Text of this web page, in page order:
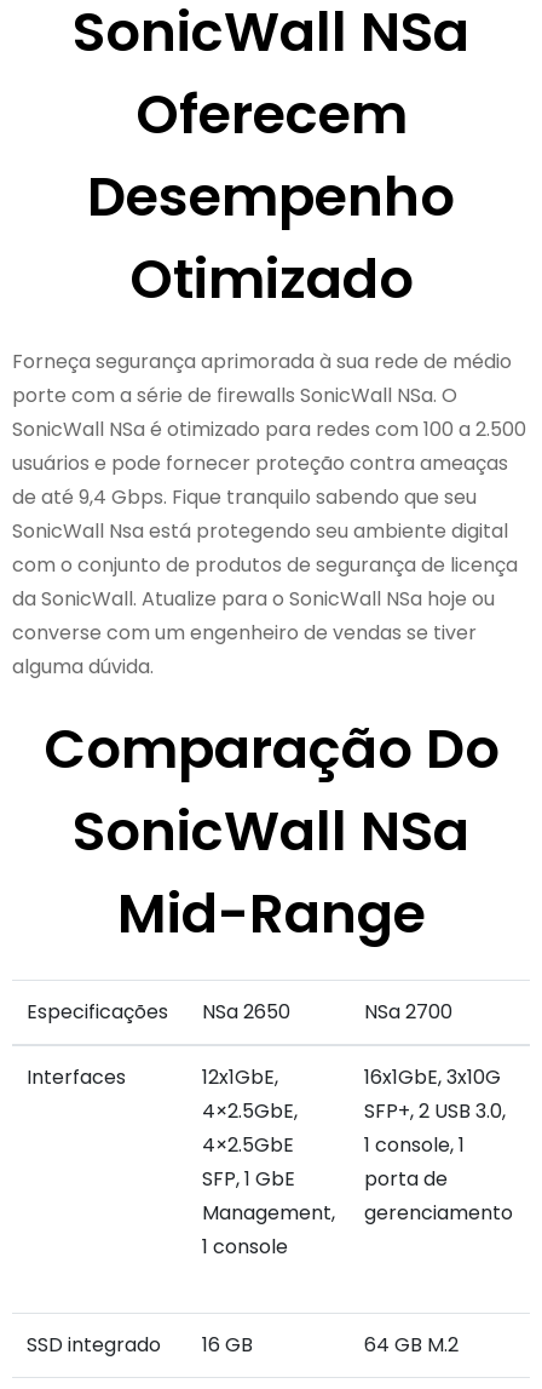
SonicWall NSa
Oferecem
Desempenho
Otimizado
Forneça segurança aprimorada à sua rede de médio
porte com a série de firewalls SonicWall NSa. O
SonicWall NSa é otimizado para redes com 100 a 2.500
usuários e pode fornecer proteção contra ameaças
de até 9,4 Gbps. Fique tranquilo sabendo que seu
SonicWall Nsa está protegendo seu ambiente digital
com o conjunto de produtos de segurança de licença
da SonicWall. Atualize para o SonicWall NSa hoje ou
converse com um engenheiro de vendas se tiver
alguma dúvida.
Comparação Do
SonicWall NSa
Mid-Range
Especificações NSa 2650 NSa 2700
Interfaces
12x1GbE,
4×2.5GbE,
4×2.5GbE
SFP, 1 GbE
Management,
1 console
16x1GbE, 3x10G
SFP+, 2 USB 3.0,
1 console, 1
porta de
gerenciamento
SSD integrado 16 GB 64 GB M.2